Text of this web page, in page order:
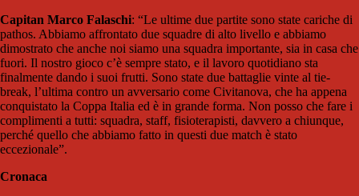
Capitan Marco Falaschi: “Le ultime due partite sono state cariche di
pathos. Abbiamo affrontato due squadre di alto livello e abbiamo
dimostrato che anche noi siamo una squadra importante, sia in casa che
fuori. Il nostro gioco c’è sempre stato, e il lavoro quotidiano sta
finalmente dando i suoi frutti. Sono state due battaglie vinte al tie-
break, l’ultima contro un avversario come Civitanova, che ha appena
conquistato la Coppa Italia ed è in grande forma. Non posso che fare i
complimenti a tutti: squadra, staff, fisioterapisti, davvero a chiunque,
perché quello che abbiamo fatto in questi due match è stato
eccezionale”.
Cronaca